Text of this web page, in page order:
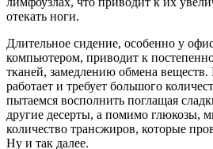
отекать ноги.
Длительное сидение, особенно у
компьютером, приводит к
тканей, замедлению обмена
работает и требует большого
пытаемся восполнить поглащая
другие десерты, а помимо глюкозы,
количество трансжиров, которые
Ну и так далее.